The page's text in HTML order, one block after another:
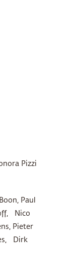
Pizzi
Paul
Nico
Pieter
Dirk